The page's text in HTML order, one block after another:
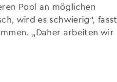
Pool an möglichen
wird es schwierig“, fasst
„Daher arbeiten wir